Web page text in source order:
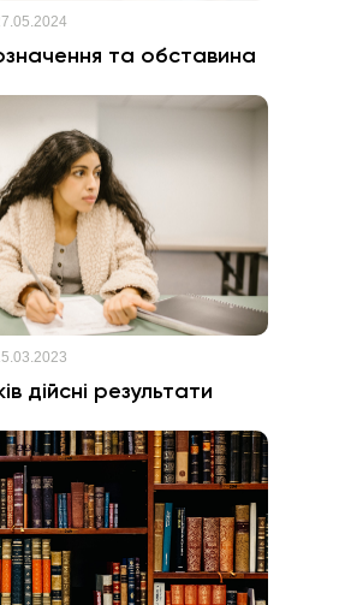
та обставина
дійсні результати